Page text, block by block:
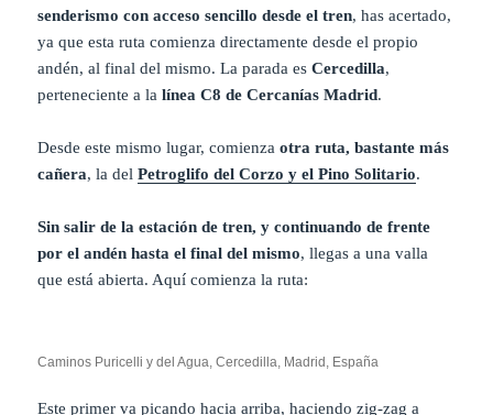
senderismo con acceso sencillo desde el tren, has acertado,
ya que esta ruta comienza directamente desde el propio
andén, al final del mismo. La parada esCercedilla,
perteneciente a lalínea C8 de Cercanías Madrid.
Desde este mismo lugar, comienzaotra ruta, bastante más
cañera, la delPetroglifo del Corzo y el Pino Solitario.
Sin salir de la estación de tren, y continuando de frente
por el andén hasta el final del mismo, llegas a una valla
que está abierta. Aquí comienza la ruta:
Caminos Puricelli y del Agua, Cercedilla, Madrid, España
Este primer va picando hacia arriba, haciendo zig-zag a